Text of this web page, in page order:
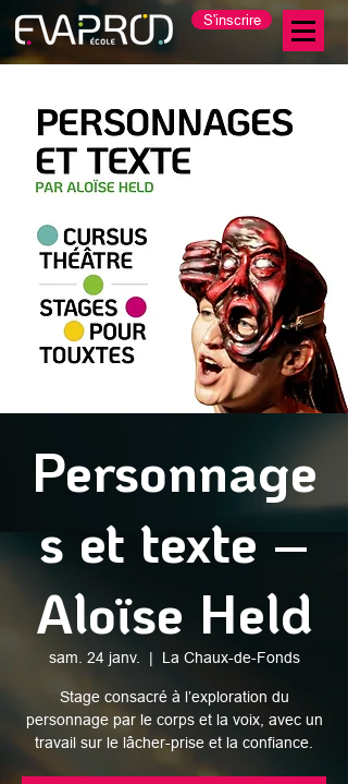
S'inscrire
Personnage
s et texte –
Aloïse Held
sam. 24 janv.
  |
La Chaux-de-Fonds
Stage consacré à l’exploration du
personnage par le corps et la voix, avec un
travail sur le lâcher-prise et la confiance.